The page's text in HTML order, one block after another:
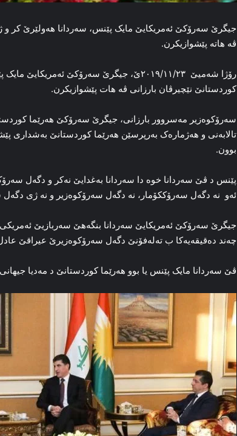
جیگرێ سه‌رۆکێ ئه‌مریکایێ مایک پێنس، سه‌ردانا هه‌ولێرێ کر و
ڤه‌ هاته‌ پێشوازیکرن.
رۆژا شه‌میێ ٢٠١٩/١١/٢٣ێ، جیگرێ سه‌رۆکێ
کوردستانێ نێچیرڤان بارزانی ڤه‌ هات پێشوازیکرن.
سه‌رۆکوەزیر مه‌سروور بارزانی، جیگرێ سه‌رۆکێ هه‌رێما
تالابه‌نی و هه‌ژماره‌ک به‌رپرسێن هه‌رێما کوردستانێ به‌شداری
بوون.
پێنس د ڤێ سەردانا خوە دا سەردانا بەغدایێ نەکر و دگەل
ئەو نە دگەل سەرۆککۆمار، نە دگەل سەرۆکوەزیر و نە ژی دگەل
جیگرێ سەرۆکێ ئەمریکایێ سەردانا بنگەهێ سەربازیێ
چەند دەقیقەیەکا ب تەلەفۆنێ دگەل سەرۆکوەزیرێ عیراقێ
ڤێ سەردانا مایک پێنس یا بوو هەرێما کوردستانێ د مەدیا